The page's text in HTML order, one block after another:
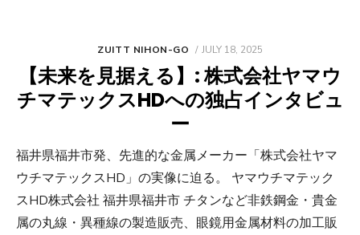
ZUITT NIHON-GO
POSTED
JULY 18, 2025
【未来を見据える】: 株式会社ヤマウ
チマテックスHDへの独占インタビュ
ー
福井県福井市発、先進的な金属メーカー「株式会社ヤマ
ウチマテックスHD」の実像に迫る。 ヤマウチマテック
スHD株式会社 福井県福井市 チタンなど非鉄鋼金・貴金
属の丸線・異種線の製造販売、眼鏡用金属材料の加工販